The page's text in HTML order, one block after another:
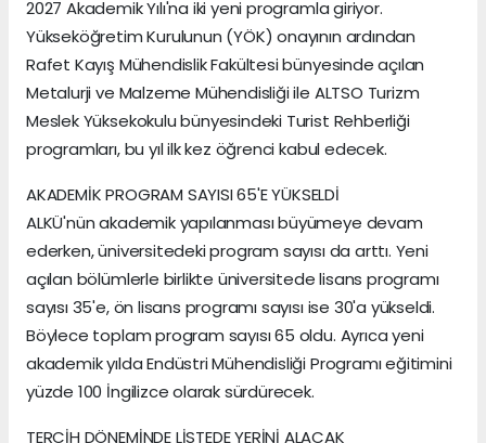
2027 Akademik Yılı'na iki yeni programla giriyor.
Yükseköğretim Kurulunun (YÖK) onayının ardından
Rafet Kayış Mühendislik Fakültesi bünyesinde açılan
Metalurji ve Malzeme Mühendisliği ile ALTSO Turizm
Meslek Yüksekokulu bünyesindeki Turist Rehberliği
programları, bu yıl ilk kez öğrenci kabul edecek.
AKADEMİK PROGRAM SAYISI 65'E YÜKSELDİ
ALKÜ'nün akademik yapılanması büyümeye devam
ederken, üniversitedeki program sayısı da arttı. Yeni
açılan bölümlerle birlikte üniversitede lisans programı
sayısı 35'e, ön lisans programı sayısı ise 30'a yükseldi.
Böylece toplam program sayısı 65 oldu. Ayrıca yeni
akademik yılda Endüstri Mühendisliği Programı eğitimini
yüzde 100 İngilizce olarak sürdürecek.
TERCİH DÖNEMİNDE LİSTEDE YERİNİ ALACAK